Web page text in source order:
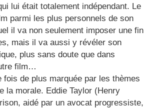
lui était totalement indépendant. Le
parmi les plus personnels de son
il va non seulement imposer une fin
mais il va aussi y révéler son
plus sans doute que dans
film…
fois de plus marquée par les thèmes
la morale. Eddie Taylor (Henry
aidé par un avocat progressiste,